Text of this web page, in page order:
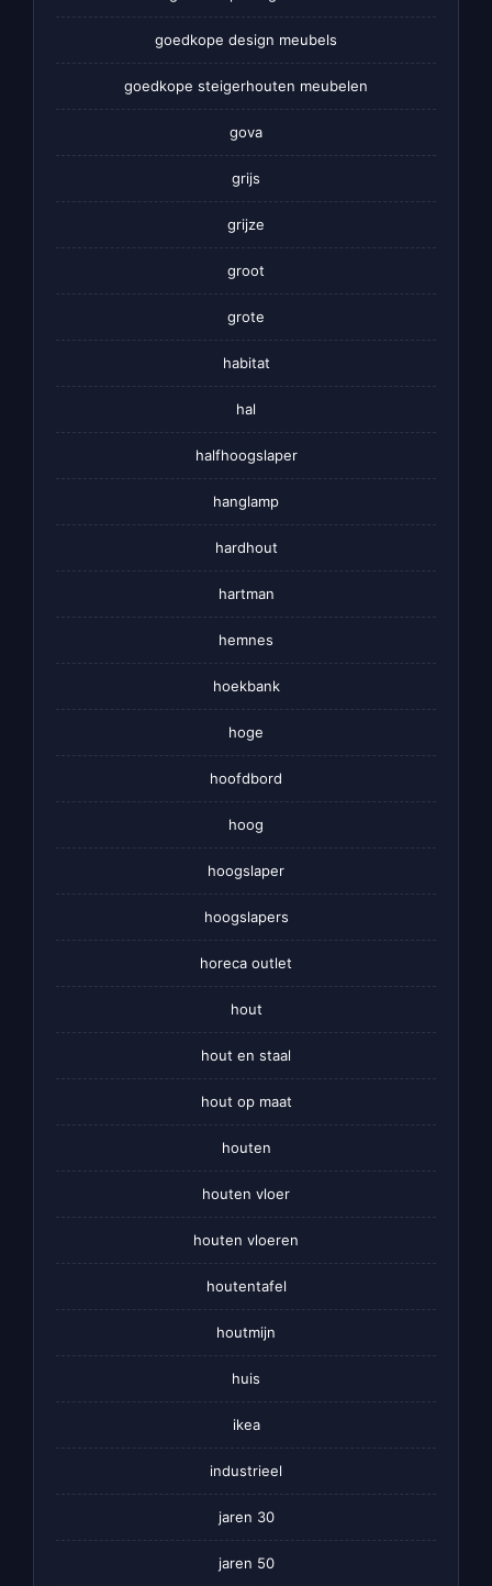
goedkope design meubels
goedkope steigerhouten meubelen
gova
grijs
grijze
groot
grote
habitat
hal
halfhoogslaper
hanglamp
hardhout
hartman
hemnes
hoekbank
hoge
hoofdbord
hoog
hoogslaper
hoogslapers
horeca outlet
hout
hout en staal
hout op maat
houten
houten vloer
houten vloeren
houtentafel
houtmijn
huis
ikea
industrieel
jaren 30
jaren 50